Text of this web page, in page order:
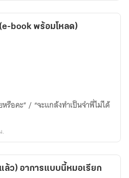
book พร้อมโหลด)
รือคะ” / “จะแกล้งทำเป็นจำพี่ไม่ได้
.
ล้ว) อาการแบบนี้หมอเรียก